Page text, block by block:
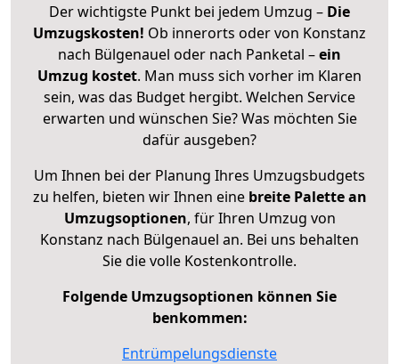
Der wichtigste Punkt bei jedem Umzug – Die
Umzugskosten! Ob innerorts oder von Konstanz
nach Bülgenauel oder nach Panketal –ein
Umzug kostet. Man muss sich vorher im Klaren
sein, was das Budget hergibt. Welchen Service
erwarten und wünschen Sie? Was möchten Sie
dafür ausgeben?
Um Ihnen bei der Planung Ihres Umzugsbudgets
zu helfen, bieten wir Ihnen eine breite Palette an
Umzugsoptionen, für Ihren Umzug von
Konstanz nach Bülgenauel an. Bei uns behalten
Sie die volle Kostenkontrolle.
Folgende Umzugsoptionen können Sie
benkommen:
Entrümpelungsdienste